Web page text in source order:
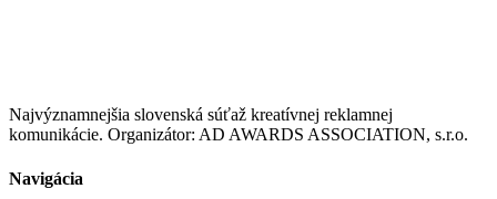
Najvýznamnejšia slovenská súťaž kreatívnej reklamnej
komunikácie. Organizátor: AD AWARDS ASSOCIATION, s.r.o.
Navigácia